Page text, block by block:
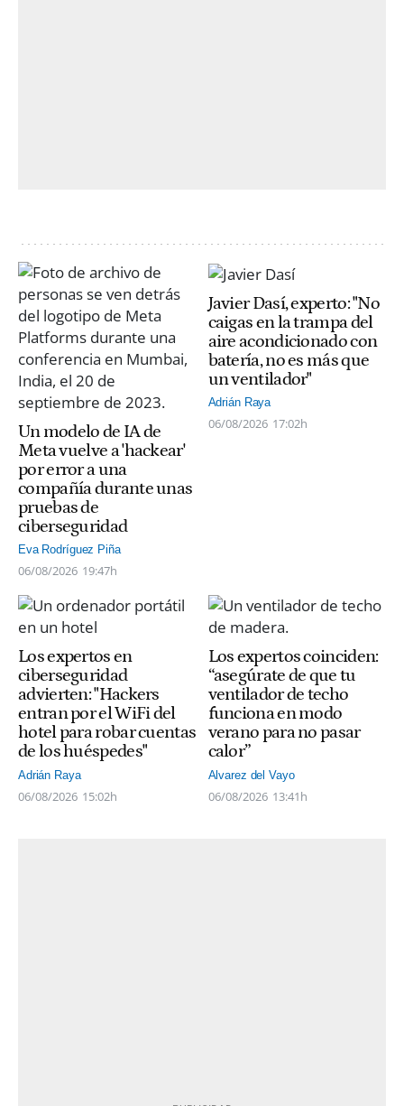
Un modelo de IA de
Meta vuelve a 'hackear'
por error a una
compañía durante unas
pruebas de
ciberseguridad
Eva Rodríguez Piña
06/08/2026 19:47h
Javier Dasí, experto: "No
caigas en la trampa del
aire acondicionado con
batería, no es más que
un ventilador"
Adrián Raya
06/08/2026 17:02h
Los expertos en
ciberseguridad
advierten: "Hackers
entran por el WiFi del
hotel para robar cuentas
de los huéspedes"
Adrián Raya
06/08/2026 15:02h
Los expertos coinciden:
“asegúrate de que tu
ventilador de techo
funciona en modo
verano para no pasar
calor”
Alvarez del Vayo
06/08/2026 13:41h